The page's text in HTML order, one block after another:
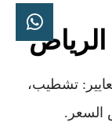
تشطيب،
السعر.